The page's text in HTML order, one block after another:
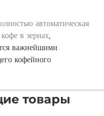
автоматическая
в зернах,
важнейшими
кофейного
товары